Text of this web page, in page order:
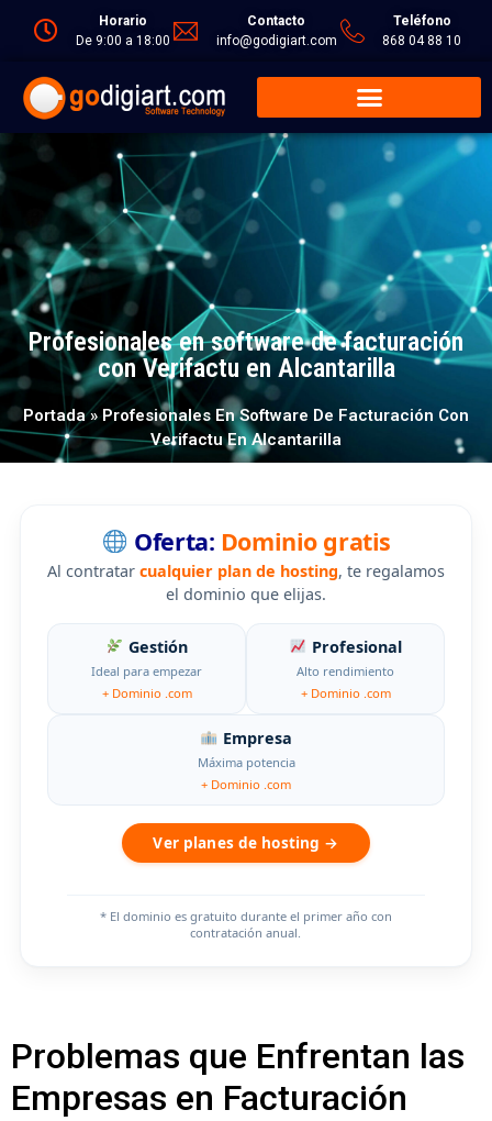
Horario
De 9:00 a 18:00
Contacto
info@godigiart.com
Teléfono
868 04 88 10
Profesionales en software de facturación
con Verifactu en Alcantarilla
Portada»Profesionales En Software De Facturación Con
Verifactu En Alcantarilla
Oferta: Dominio gratis
Al contratar cualquier plan de hosting, te regalamos
el dominio que elijas.
Gestión
Ideal para empezar
+ Dominio .com
Profesional
Alto rendimiento
+ Dominio .com
Empresa
Máxima potencia
+ Dominio .com
Ver planes de hosting →
* El dominio es gratuito durante el primer año con
contratación anual.
Problemas que Enfrentan las
Empresas en Facturación